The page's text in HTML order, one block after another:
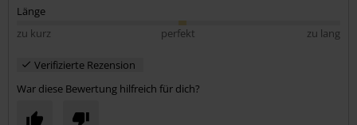
Länge
zu kurz
perfekt zu lang
Verifizierte Rezension
War diese Bewertung hilfreich für dich?